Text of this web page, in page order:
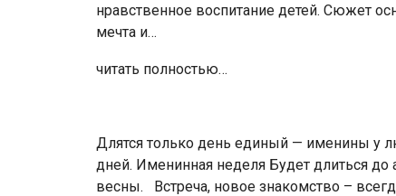
нравственное воспитание детей. Сюжет
мечта и…
читать полностью…
Длятся только день единый — именины у
дней. Именинная неделя Будет длиться
весны. Встреча, новое знакомство –